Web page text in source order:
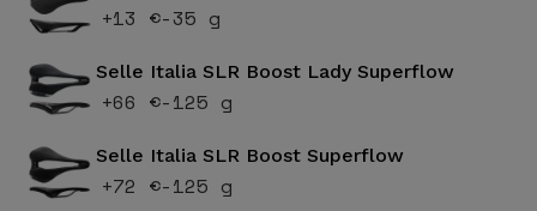
+13 €-35 g
Selle Italia SLR Boost Lady Superflow
+66 €-125 g
Selle Italia SLR Boost Superflow
+72 €-125 g